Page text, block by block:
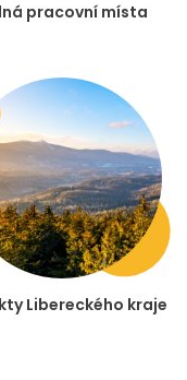
pracovní místa
Libereckého kraje